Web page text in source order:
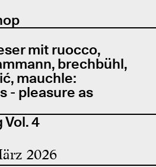
mit ruocco,
brechbühl,
mauchle:
- pleasure as
Vol. 4
2026